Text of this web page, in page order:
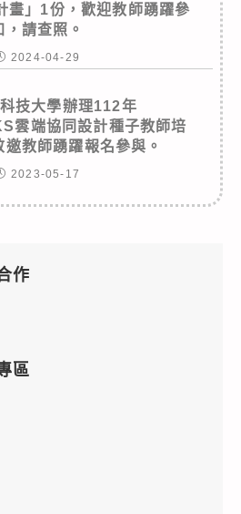
畫」1份，歡迎教師踴躍參
，請查照。
2024-04-29
技大學辦理112年
雲端協同設計種子教師培
教師踴躍報名參與。
2023-05-17
作
區